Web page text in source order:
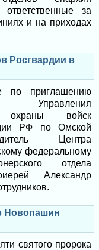
ответственные за
и на приходах
Росгвардии в
по приглашению
Управления
охраны войск
РФ по Омской
Центра
федеральному
отдела
Александр
Новопашин
святого пророка